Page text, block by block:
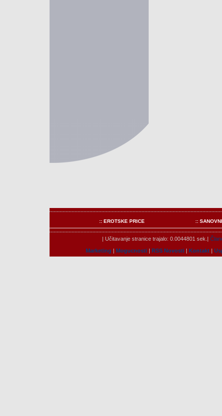
:: EROTSKE PRICE ::
| Učitavanje stranice trajalo: 0.0044801 sek.|
Marketing | Mogucnosti| RSS Novosti| Kontakt|